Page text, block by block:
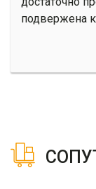
подвержена